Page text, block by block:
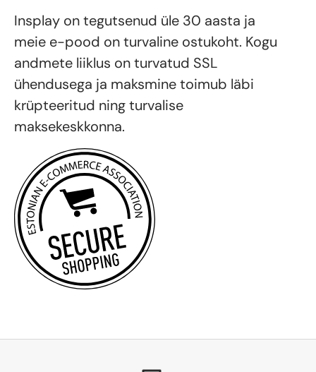
Insplay on tegutsenud üle 30 aasta ja
meie e-pood on turvaline ostukoht. Kogu
andmete liiklus on turvatud SSL
ühendusega ja maksmine toimub läbi
krüpteeritud ning turvalise
maksekeskkonna.